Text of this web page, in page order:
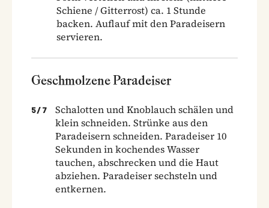
Schiene / Gitterrost) ca. 1 Stunde
backen. Auflauf mit den Paradeisern
servieren.
Geschmolzene Paradeiser
5/ 7
Schalotten und Knoblauch schälen und
klein schneiden. Strünke aus den
Paradeisern schneiden. Paradeiser 10
Sekunden in kochendes Wasser
tauchen, abschrecken und die Haut
abziehen. Paradeiser sechsteln und
entkernen.